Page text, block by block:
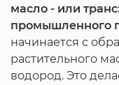
масло - или
промышленного
начинается с
растительного
водород. Это